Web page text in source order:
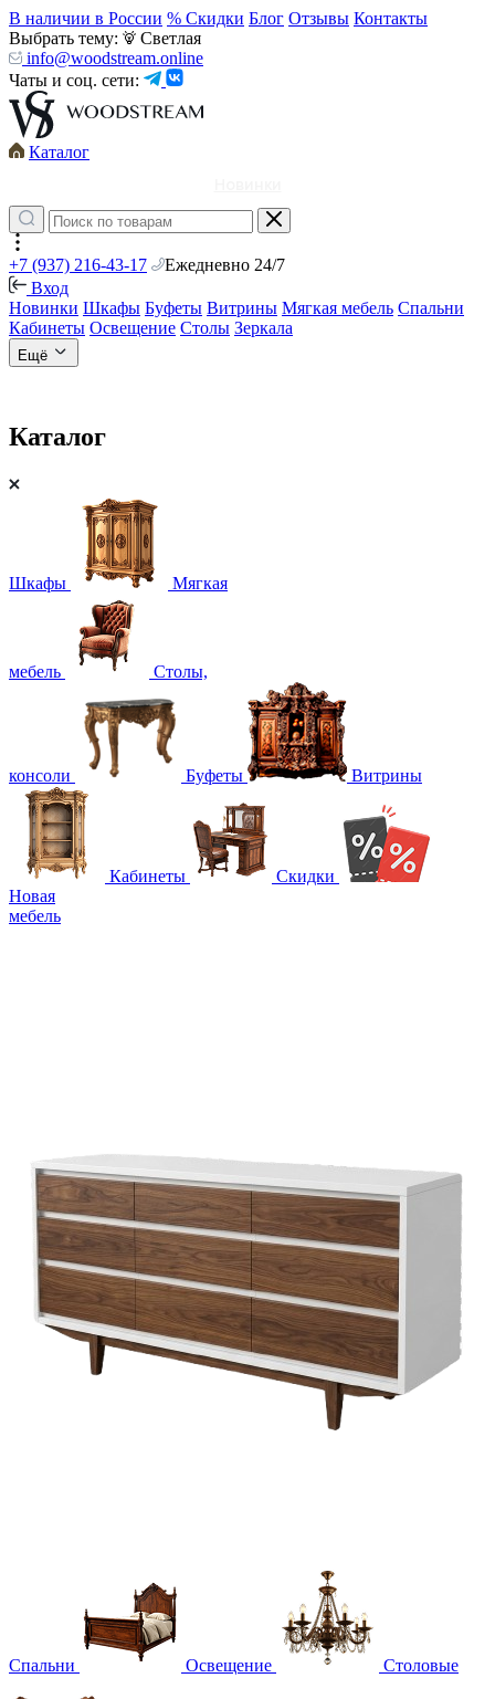
В наличии в России % Скидки Блог Отзывы Контакты
Выбрать тему:
Светлая
info@woodstream.online
Чаты и соц. сети:
Каталог
+7 (937) 216-43-17
Ежедневно 24/7
Вход
Новинки Шкафы Буфеты Витрины Мягкая мебель Спальни
Кабинеты Освещение Столы Зеркала
Ещё
Каталог
Шкафы Мягкая
мебель Столы,
консоли Буфеты Витрины
Кабинеты
Скидки
Новая
мебель
Спальни Освещение Столовые